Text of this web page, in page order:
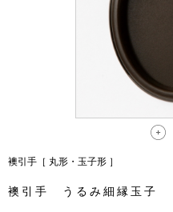
襖引手［ 丸形・玉子形 ］
襖引手 うるみ細縁玉子